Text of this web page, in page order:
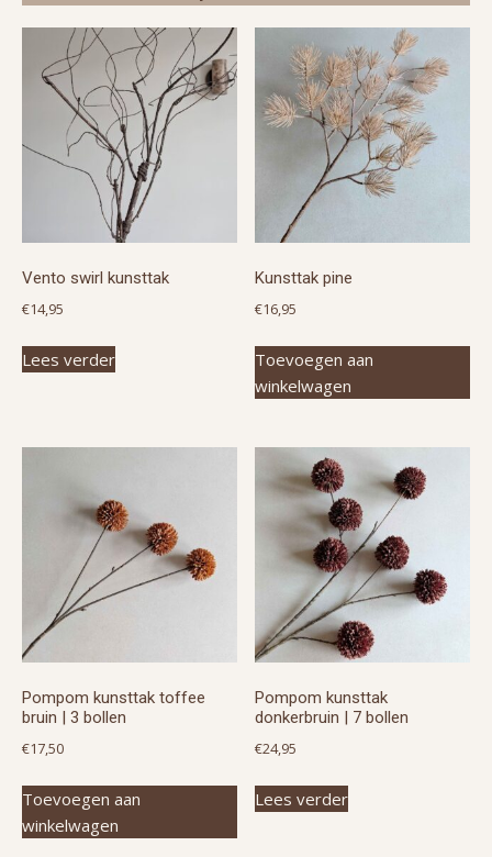
Vento swirl kunsttak
€14,95
Lees verder
Kunsttak pine
€16,95
Toevoegen aan
winkelwagen
Pompom kunsttak toffee
bruin | 3 bollen
€17,50
Toevoegen aan
winkelwagen
Pompom kunsttak
donkerbruin | 7 bollen
€24,95
Lees verder